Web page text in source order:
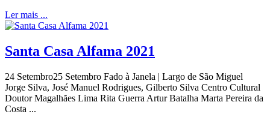
Ler mais ...
Santa Casa Alfama 2021
24 Setembro25 Setembro Fado à Janela | Largo de São Miguel
Jorge Silva, José Manuel Rodrigues, Gilberto Silva Centro Cultural
Doutor Magalhães Lima Rita Guerra Artur Batalha Marta Pereira da
Costa ...